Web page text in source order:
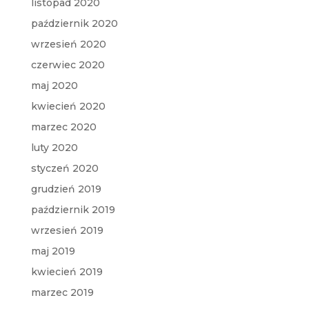
listopad 2020
październik 2020
wrzesień 2020
czerwiec 2020
maj 2020
kwiecień 2020
marzec 2020
luty 2020
styczeń 2020
grudzień 2019
październik 2019
wrzesień 2019
maj 2019
kwiecień 2019
marzec 2019